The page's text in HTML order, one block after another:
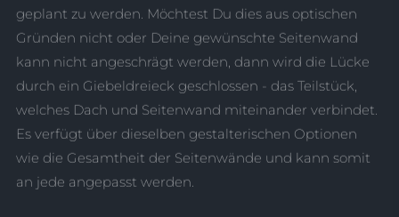
geplant zu werden. Möchtest Du dies aus optischen
Gründen nicht oder Deine gewünschte Seitenwand
kann nicht angeschrägt werden, dann wird die Lücke
durch ein Giebeldreieck geschlossen - das Teilstück,
welches Dach und Seitenwand miteinander verbindet.
Es verfügt über dieselben gestalterischen Optionen
wie die Gesamtheit der Seitenwände und kann somit
an jede angepasst werden.